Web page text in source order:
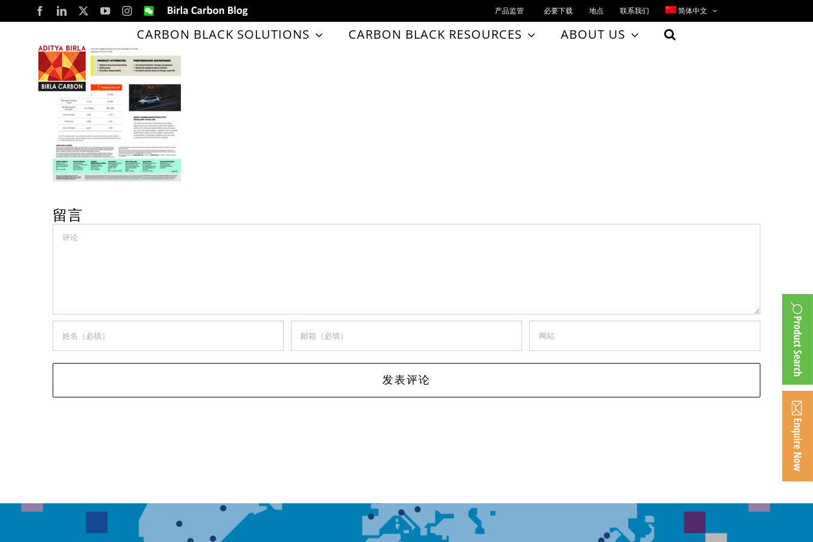
to
content
FacebookLinkedIn YouTubeInstagram
WeChatBirla
Carbon
Blog
产品监管 必要下载 地点 联系我们 简体中文
CARBON BLACK SOLUTIONS CARBON BLACK RESOURCES ABOUT US
留言
Comment